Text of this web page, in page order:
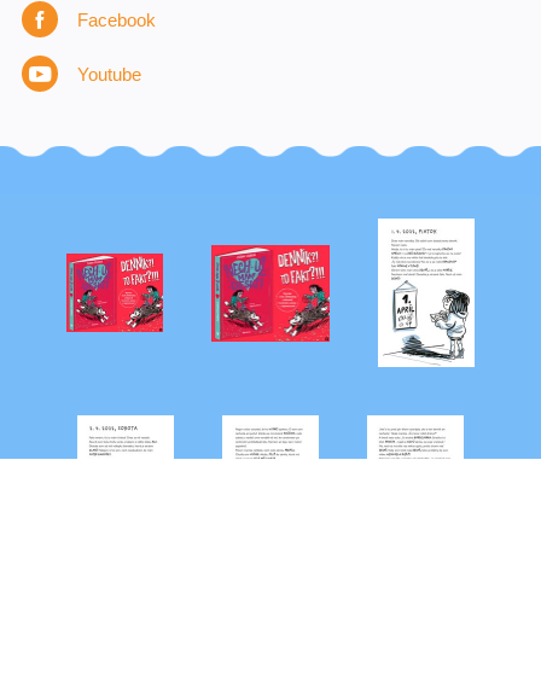
Facebook
Youtube